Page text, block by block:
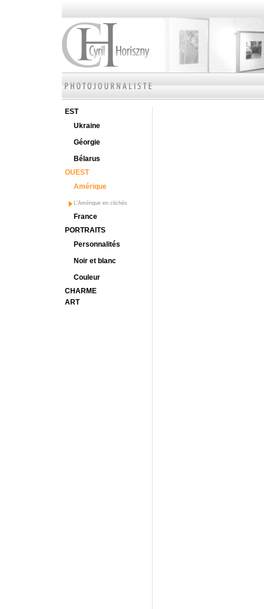
EST
Ukraine
Géorgie
Bélarus
OUEST
Amérique
L'Amérique en clichés
France
PORTRAITS
Personnalités
Noir et blanc
Couleur
CHARME
ART